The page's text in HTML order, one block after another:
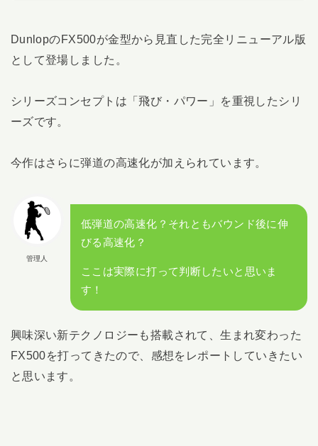
DunlopのFX500が金型から見直した完全リニューアル版
として登場しました。
シリーズコンセプトは「飛び・パワー」を重視したシリ
ーズです。
今作はさらに弾道の高速化が加えられています。
管理人
低弾道の高速化？それともバウンド後に伸
びる高速化？
ここは実際に打って判断したいと思いま
す！
興味深い新テクノロジーも搭載されて、生まれ変わった
FX500を打ってきたので、感想をレポートしていきたい
と思います。